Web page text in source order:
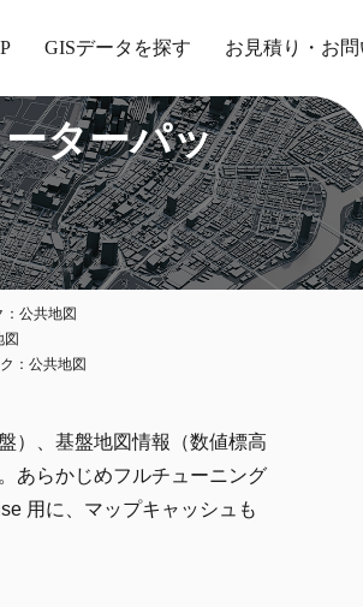
GISデータを探す お見積り・お
ターパッ
公共地図
図
：公共地図
）、基盤地図情報（数値標高
あらかじめフルチューニング
用に、マップキャッシュも